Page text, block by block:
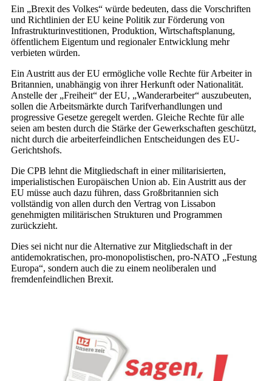
Ein „Brexit des Volkes“ würde bedeuten, dass die Vorschriften
und Richtlinien der EU keine Politik zur Förderung von
Infrastrukturinvestitionen, Produktion, Wirtschaftsplanung,
öffentlichem Eigentum und regionaler Entwicklung mehr
verbieten würden.
Ein Austritt aus der EU ermögliche volle Rechte für Arbeiter in
Britannien, unabhängig von ihrer Herkunft oder Nationalität.
Anstelle der „Freiheit“ der EU, „Wanderarbeiter“ auszubeuten,
sollen die Arbeitsmärkte durch Tarifverhandlungen und
progressive Gesetze geregelt werden. Gleiche Rechte für alle
seien am besten durch die Stärke der Gewerkschaften geschützt,
nicht durch die arbeiterfeindlichen Entscheidungen des EU-
Gerichtshofs.
Die CPB lehnt die Mitgliedschaft in einer militarisierten,
imperialistischen Europäischen Union ab. Ein Austritt aus der
EU müsse auch dazu führen, dass Großbritannien sich
vollständig von allen durch den Vertrag von Lissabon
genehmigten militärischen Strukturen und Programmen
zurückzieht.
Dies sei nicht nur die Alternative zur Mitgliedschaft in der
antidemokratischen, pro-monopolistischen, pro-NATO „Festung
Europa“, sondern auch die zu einem neoliberalen und
fremdenfeindlichen Brexit.